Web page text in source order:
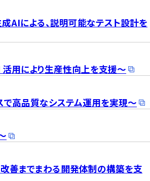
AIによる、説明可能なテスト設計を
活用により生産性向上を支援～
で高品質なシステム運用を実現～
改善までまわる開発体制の構築を支